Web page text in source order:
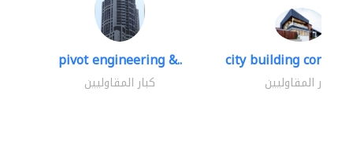
pivot engineering &..
كبار المقاوليين
city building
كبار المقاوليين